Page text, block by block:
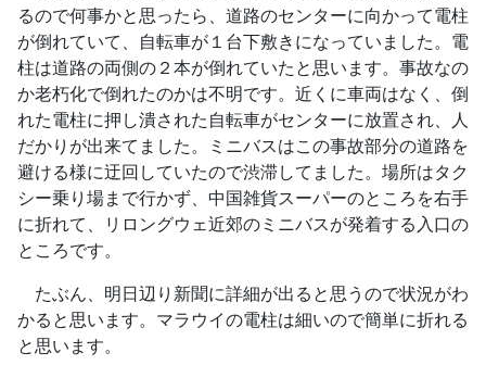
るので何事かと思ったら、道路のセンターに向かって電柱
が倒れていて、自転車が１台下敷きになっていました。電
柱は道路の両側の２本が倒れていたと思います。事故なの
か老朽化で倒れたのかは不明です。近くに車両はなく、倒
れた電柱に押し潰された自転車がセンターに放置され、人
だかりが出来てました。ミニバスはこの事故部分の道路を
避ける様に迂回していたので渋滞してました。場所はタク
シー乗り場まで行かず、中国雑貨スーパーのところを右手
に折れて、リロングウェ近郊のミニバスが発着する入口の
ところです。
たぶん、明日辺り新聞に詳細が出ると思うので状況がわ
かると思います。マラウイの電柱は細いので簡単に折れる
と思います。